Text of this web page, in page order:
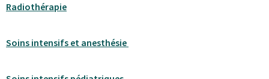
Radiothérapie
Soins intensifs et anesthésie